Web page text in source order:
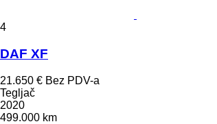
4
DAF XF
21.650 € Bez PDV-a
Tegljač
2020
499.000 km